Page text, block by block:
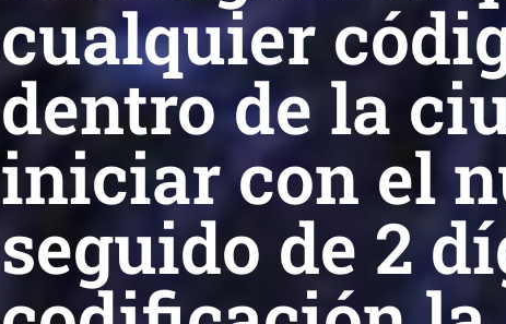
cualquier
dentro de la
iniciar con el
seguido de 2